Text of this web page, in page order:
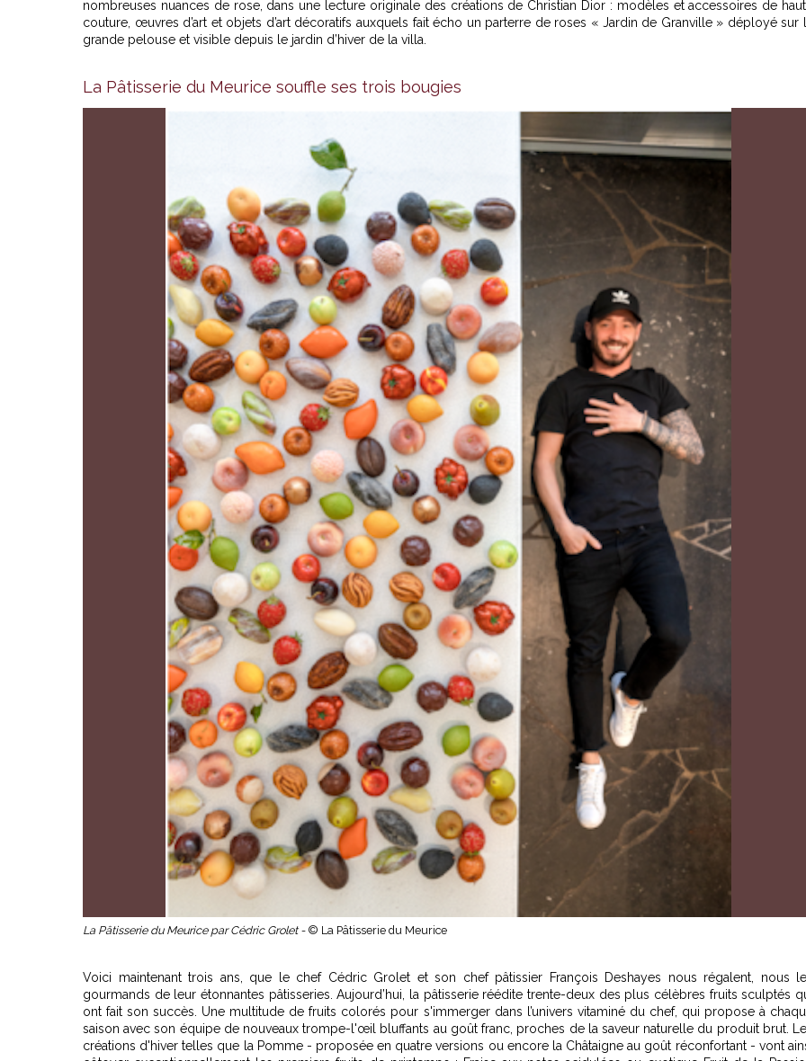
nombreuses nuances de rose, dans une lecture originale des créations de Christian Dior : modèles et accessoires de
couture, œuvres d’art et objets d’art décoratifs auxquels fait écho un parterre de roses « Jardin de Granville » déployé sur
grande pelouse et visible depuis le jardin d’hiver de la villa.
La Pâtisserie du Meurice souffle ses trois bougies
La Pâtisserie du Meurice par Cédric Grolet - © La Pâtisserie du Meurice
Voici maintenant trois ans, que le chef Cédric Grolet et son chef pâtissier François Deshayes nous régalent, nous
gourmands de leur étonnantes pâtisseries. Aujourd’hui, la pâtisserie réédite trente-deux des plus célèbres fruits sculptés
ont fait son succès. Une multitude de fruits colorés pour s'immerger dans l’univers vitaminé du chef, qui propose à
saison avec son équipe de nouveaux trompe-l'œil bluffants au goût franc, proches de la saveur naturelle du produit brut.
créations d'hiver telles que la Pomme - proposée en quatre versions ou encore la Châtaigne au goût réconfortant - vont